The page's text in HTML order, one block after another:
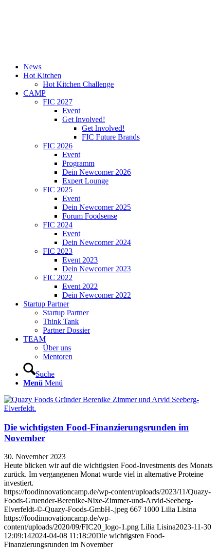
News
Hot Kitchen
Hot Kitchen Challenge
CAMP
FIC 2027
Event
Get Involved!
Get Involved!
FIC Future Brands
FIC 2026
Event
Programm
Dein Newcomer 2026
Expert Lounge
FIC 2025
Event
Dein Newcomer 2025
Forum Foodsense
FIC 2024
Event
Dein Newcomer 2024
FIC 2023
Event 2023
Dein Newcomer 2023
FIC 2022
Event 2022
Dein Newcomer 2022
Startup Partner
Startup Partner
Think Tank
Partner Dossier
TEAM
Über uns
Mentoren
Suche
Menü Menü
Die wichtigsten Food-Finanzierungsrunden im
November
30. November 2023
Heute blicken wir auf die wichtigsten Food-Investments des Monats
zurück. Im vergangenen Monat wurde viel in alternative Proteine
investiert.
https://foodinnovationcamp.de/wp-content/uploads/2023/11/Quazy-
Foods-Gruender-Berenike-Nixe-Zimmer-und-Arvid-Seeberg-
Elverfeldt-©-Quazy-Foods-GmbH-.jpeg 667 1000 Lilia Lisina
https://foodinnovationcamp.de/wp-
content/uploads/2020/09/FIC20_logo-1.png Lilia Lisina2023-11-30
12:09:142024-04-08 11:18:20Die wichtigsten Food-
Finanzierungsrunden im November